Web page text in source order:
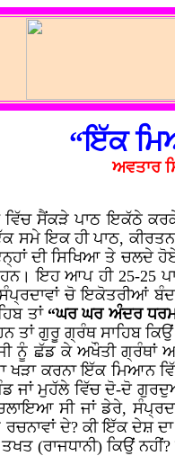
“ਇੱਕ
ਅਵਤਾਰ
ਸੈਂਕੜੇ ਪਾਠ ਇਕੱਠੇ
ਸਮੇ ਇਕ ਹੀ ਪਾਠ,
ਦੀ ਸਿਖਿਆ ਤੇ ਚਲਦੇ
ਇਹ ਆਪ ਹੀ 25-25
ਚੋ ਇਕੋਤਰੀਆਂ
ਤਾਂ “ਘਰ ਘਰ ਅੰਦਰ
ਗੁਰੂ ਗ੍ਰੰਥ ਸਾਹਿਬ ਕਿਉਂ
ਨੂੰ ਛੱਡ ਕੇ ਅਖੌਤੀ ਗ੍ਰੰਥਾਂ
ਕਰਨਾ ਇੱਕ ਮਿਆਨ
ਜਾਂ ਮੁਹੱਲੇ ਵਿੱਚ ਦੋ-ਦੋ
ਸੀ ਜਾਂ ਡੇਰੇ,
ਦੇ? ਕੀ ਇੱਕ ਦੇਸ਼
(ਰਾਜਧਾਨੀ) ਕਿਉਂ